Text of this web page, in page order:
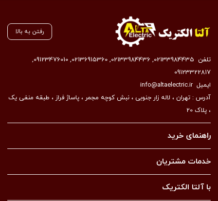
رفتن به بالا
تلفن 02133984435
,
02133984436
,
02136915360
,
09123476010
,
09123322817
ایمیلinfo@altaelectric.ir
آدرس : تهران ، لاله زار جنوبی ، نبش کوچه مجمر ، پاساژ فراز ، طبقه منفی یک
، پلاک 20
راهنمای خرید
خدمات مشتریان
با آلتا الکتریک